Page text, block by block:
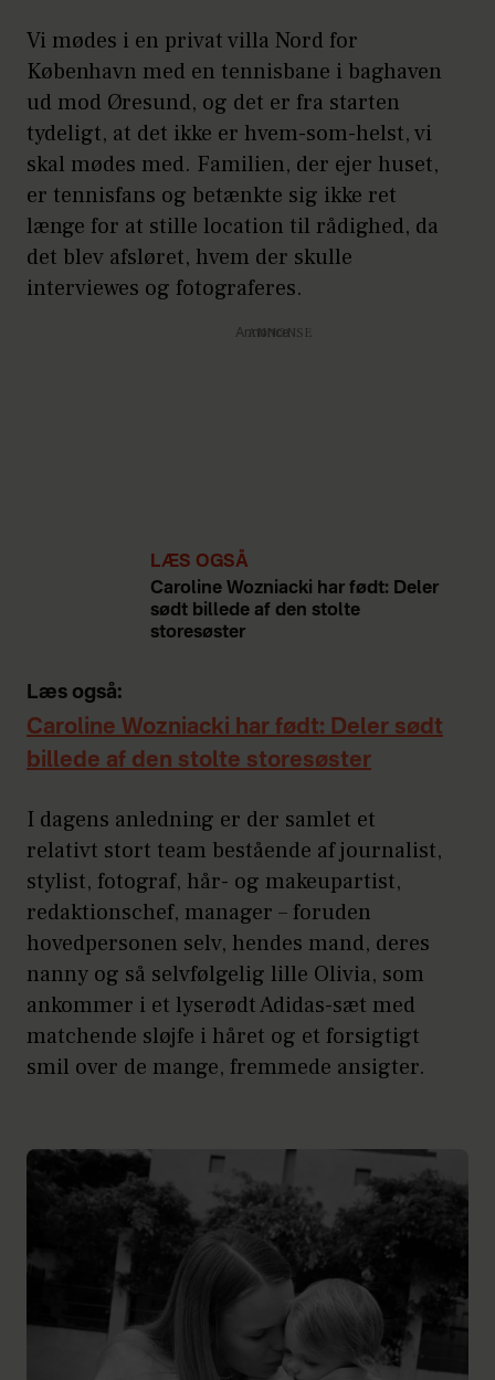
Vi mødes i en privat villa Nord for
København med en tennisbane i baghaven
ud mod Øresund, og det er fra starten
tydeligt, at det ikke er hvem-som-helst, vi
skal mødes med. Familien, der ejer huset,
er tennisfans og betænkte sig ikke ret
længe for at stille location til rådighed, da
det blev afsløret, hvem der skulle
interviewes og fotograferes.
Annonce
LÆS OGSÅ
Caroline Wozniacki har født: Deler
sødt billede af den stolte
storesøster
Læs også:
Caroline Wozniacki har født: Deler sødt
billede af den stolte storesøster
I dagens anledning er der samlet et
relativt stort team bestående af journalist,
stylist, fotograf, hår- og makeupartist,
redaktionschef, manager – foruden
hovedpersonen selv, hendes mand, deres
nanny og så selvfølgelig lille Olivia, som
ankommer i et lyserødt Adidas-sæt med
matchende sløjfe i håret og et forsigtigt
smil over de mange, fremmede ansigter.